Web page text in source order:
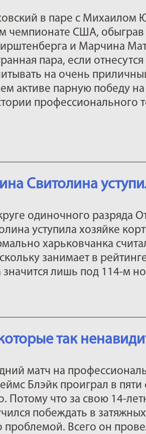
в паре с
чемпионате США, обыграв
и Марчина
пара, если
на очень
активе парную победу
профессионального
Свитолина
одиночного разряда
уступила хозяйке
харьковчанка
занимает в
значится лишь под 114-м
так
матч на
Блэйк проиграл в пяти
Потому что за свою 14-
побеждать в
проблемой. Всего он